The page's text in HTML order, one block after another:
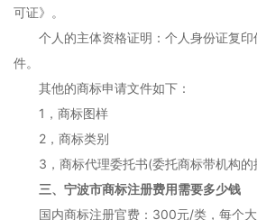
可证》。
个人的主体资格证明：个人身份证复印
件。
其他的商标申请文件如下：
1，商标图样
2，商标类别
3，商标代理委托书(委托商标带机构的
三、宁波市商标注册费用需要多少钱
国内商标注册官费：300元/类，每个大